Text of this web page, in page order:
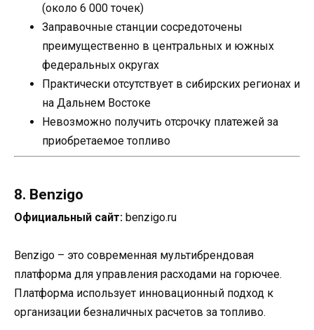
(около 6 000 точек)
Заправочные станции сосредоточены
преимущественно в центральных и южных
федеральных округах
Практически отсутствует в сибирских регионах и
на Дальнем Востоке
Невозможно получить отсрочку платежей за
приобретаемое топливо
8. Benzigo
Официальный сайт: benzigo.ru
Benzigo – это современная мультибрендовая
платформа для управления расходами на горючее.
Платформа использует инновационный подход к
организации безналичных расчетов за топливо.